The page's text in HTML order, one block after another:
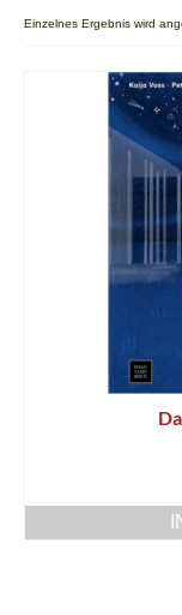
Kontakt
Hörpfade
Service
AGB
Bücher
Einzelnes Ergebnis wird